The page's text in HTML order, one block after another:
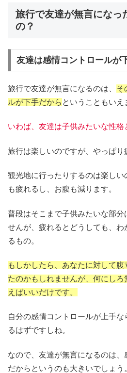
旅行で友達が無言になっ
の？
友達は感情コントロールが
旅行で友達が無言になるのは、 そ
ルが下手だから ということもいえ
いわば、友達は子供みたいな性格
旅行は楽しいのですが、やっぱり
観光地に行ったりするのは楽しい
も疲れるし、お腹も減ります。
普段はそこまで子供みたいな部分
せんが、疲れるとどうしても、
るもの。
もしかしたら、あなたに対して
たのかもしれませんが、何にし
えばいいだけです。
自分の感情コントロールが上手な
るはずですしね。
なので、友達が無言になるのは
だからというのも大きいでしょう